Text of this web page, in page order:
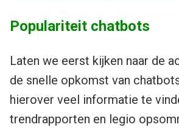
Populariteit chatbots
Laten we eerst kijken naar de
de snelle opkomst van
hierover veel informatie te
trendrapporten en legio